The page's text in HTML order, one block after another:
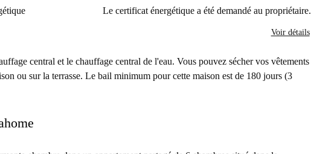
Le certificat énergétique a été demandé au propriétaire.
Voir détails
central et le chauffage central de l'eau. Vous pouvez sécher vos vêtements
ou sur la terrasse. Le bail minimum pour cette maison est de 180 jours (3